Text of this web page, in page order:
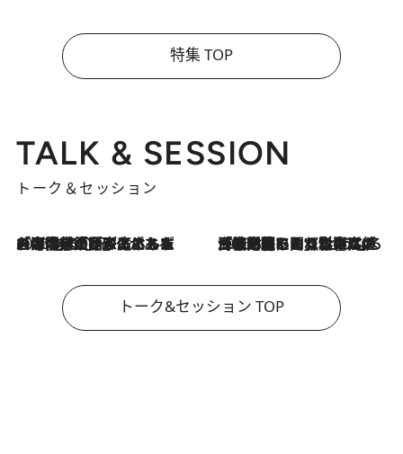
特集 TOP
TALK & SESSION
トーク＆セッション
2026.8.3
「今後値上げがあるとすれば…」「リスクがあるのは今年の冬」エネルギー専門家が語る、ホルムズ海峡封鎖が家庭にもたらす“ある心配” 2026.8.3
「住宅建てられない…」「サーチャージ料の高値が続いている」ホルムズ海峡封鎖による影響はいつまで続く？《エネルギー専門家に聞く“どうなる日本の暮らし”》
トーク&セッション TOP